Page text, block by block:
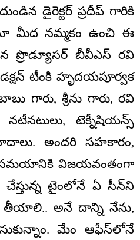
డైరెక్టర్ ప్రదీప్ గారికి
మా మీద నమ్మకం ఉంచి ఈ
ప్రొడ్యూసర్ బీవీఎస్ రవి
టీంకి హృదయపూర్వక
గారు, శ్రీను గారు, రవి
టెక్నీషియన్స్
అందరి సహకారం,
సమయానికి విజయవంతంగా
చేస్తున్న టైంలోనే ఏ సీన్‌ని
అనే దాన్ని నేను,
మేం ఆఫీస్‌లోనే